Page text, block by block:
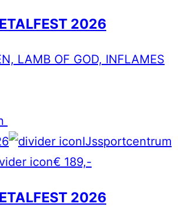
2026
LAMB OF GOD, INFLAMES
IJssportcentrum
€ 189,-
2026